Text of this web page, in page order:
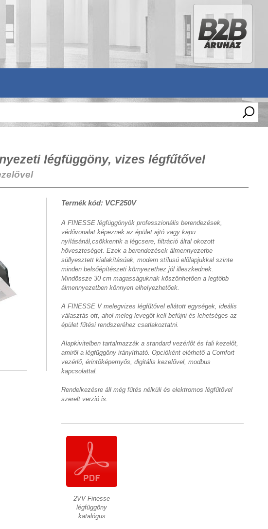
légfüggöny, vizes légfűtővel
Termék kód: VCF250V
A FINESSE légfüggönyök professzionális berendezések,
védővonalat képeznek az épület ajtó vagy kapu
nyílásánál,csökkentik a légcsere, filtráció által okozott
hőveszteséget. Ezek a berendezések álmennyezetbe
süllyesztett kialakításúak, modern stílusú előlapjukkal szinte
minden belsőépítészeti környezethez jól illeszkednek.
Mindössze 30 cm magasságuknak köszönhetően a legtöbb
álmennyezetben könnyen elhelyezhetőek.
A FINESSE V melegvizes légfűtővel ellátott egységek, ideális
választás ott, ahol meleg levegőt kell befújni és lehetséges az
épület fűtési rendszeréhez csatlakoztatni.
Alapkivitelben tartalmazzák a standard vezérlőt és fali kezelőt,
amiről a légfüggöny irányítható. Opcióként elérhető a Comfort
vezérlő, érintőképernyős, digitális kezelővel, modbus
kapcsolattal.
Rendelkezésre áll még fűtés nélküli és elektromos légfűtővel
szerelt verzió is.
2VV Finesse
légfüggöny
katalógus